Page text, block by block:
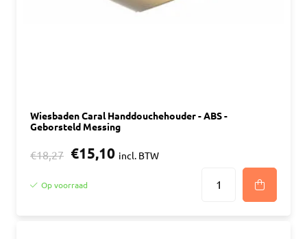
Wiesbaden Caral Handdouchehouder - ABS -
Geborsteld Messing
€18,27 €15,10 incl. BTW
Op voorraad